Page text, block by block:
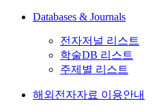
Databases & Journals
전자저널 리스트
학술DB 리스트
주제별 리스트
해외전자자료 이용안내